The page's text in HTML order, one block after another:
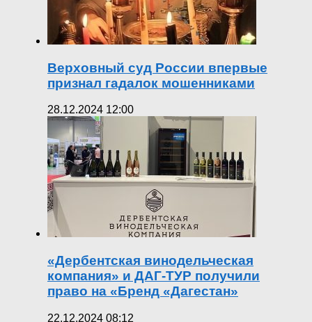
Верховный суд России впервые
признал гадалок мошенниками
28.12.2024 12:00
«Дербентская винодельческая
компания» и ДАГ-ТУР получили
право на «Бренд «Дагестан»
22.12.2024 08:12